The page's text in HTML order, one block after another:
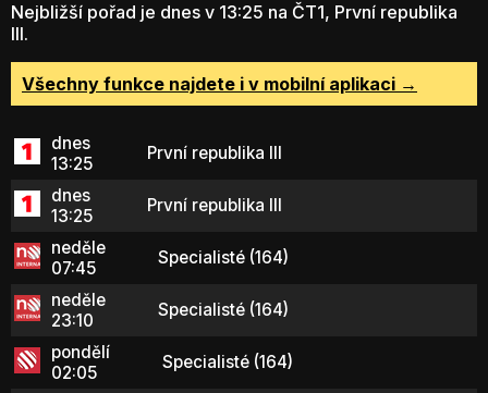
Nejbližší pořad je dnes v 13:25 na ČT1, První republika
III.
Všechny funkce najdete i v mobilní aplikaci →
dnes
13:25
První republika III
dnes
13:25
První republika III
neděle
07:45
Specialisté (164)
neděle
23:10
Specialisté (164)
pondělí
02:05
Specialisté (164)